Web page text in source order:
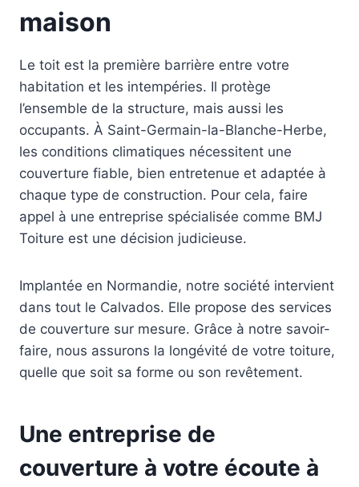
maison
Le toit est la première barrière entre votre
habitation et les intempéries. Il protège
l’ensemble de la structure, mais aussi les
occupants. À Saint-Germain-la-Blanche-Herbe,
les conditions climatiques nécessitent une
couverture fiable, bien entretenue et adaptée à
chaque type de construction. Pour cela, faire
appel à une entreprise spécialisée comme BMJ
Toiture est une décision judicieuse.
Implantée en Normandie, notre société intervient
dans tout le Calvados. Elle propose des services
de couverture sur mesure. Grâce à notre savoir-
faire, nous assurons la longévité de votre toiture,
quelle que soit sa forme ou son revêtement.
Une entreprise de
couverture à votre écoute à